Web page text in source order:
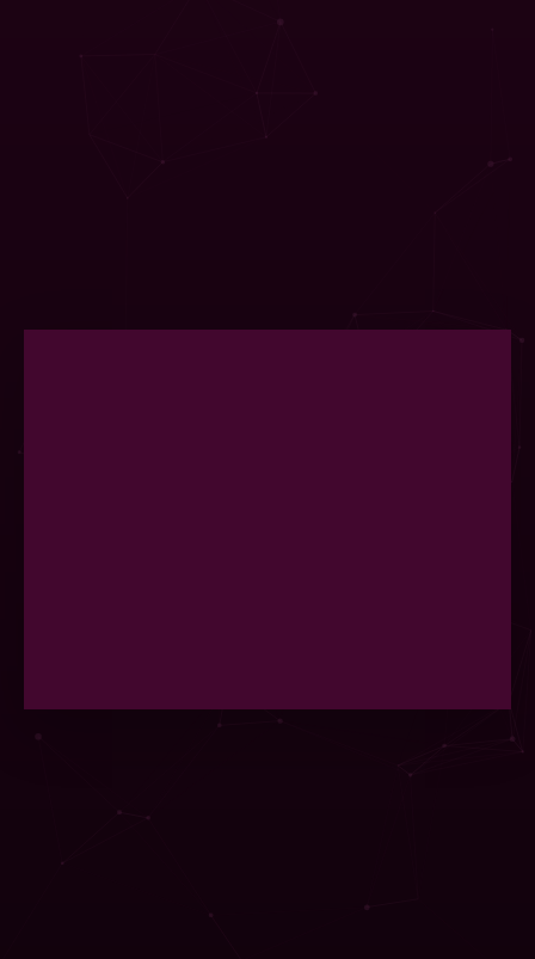
własnego myślenia prowadzi nas do ich
Jacobsena nie jest jedyną z technik
przejściu treningu zwykle uczestnicy
w odczuwaniu swojego ciała, zyskują
jego większą świadomość, łatwiej